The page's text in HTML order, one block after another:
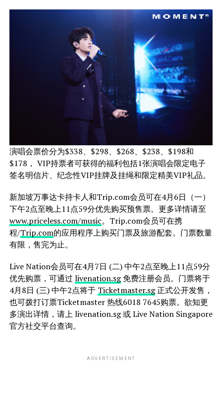
演唱会票价分为$338、$298、$268、$238、$198和
$178， VIP持票者可获得的福利包括1张演唱会限定电子
签名明信片、纪念性VIP挂牌及挂绳和限定精美VIP礼品。
新加坡万事达卡持卡人和Trip.com会员可在4月6日（一）
下午2点至晚上11点59分优先购买预售票。更多详情请至
www.priceless.com/music。Trip.com会员可在携
程/Trip.com的应用程序上购买门票及旅游配套。门票数量
有限，售完为止。
Live Nation会员可在4月7日 (二) 中午2点至晚上11点59分
优先购票，可通过 livenation.sg免费注册会员。门票将于
4月8日 (三) 中午2点将于 Ticketmaster.sg正式公开发售，
也可拨打订票Ticketmaster 热线6018 7645购票。欲知更
多演出详情，请上 livenation.sg 或 Live Nation Singapore
官方社交平台查询。
ADVERTISEMENT